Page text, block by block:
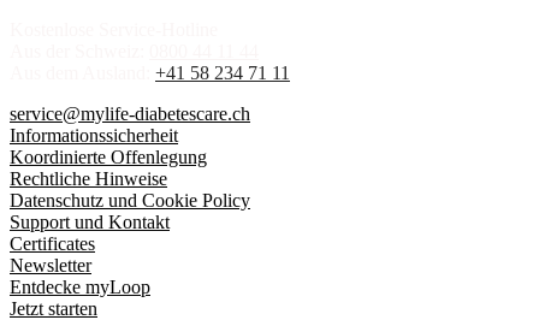
+41 58 234 71 11
service@mylife-diabetescare.ch
Informationssicherheit
Koordinierte Offenlegung
Rechtliche Hinweise
Datenschutz und Cookie Policy
Support und Kontakt
Certificates
Newsletter
Entdecke myLoop
Jetzt starten